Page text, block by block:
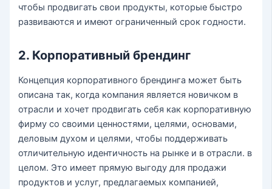
чтобы продвигать свои продукты, которые быстро
развиваются и имеют ограниченный срок годности.
2. Корпоративный брендинг
Концепция корпоративного брендинга может быть
описана так, когда компания является новичком в
отрасли и хочет продвигать себя как корпоративную
фирму со своими ценностями, целями, основами,
деловым духом и целями, чтобы поддерживать
отличительную идентичность на рынке и в отрасли. в
целом. Это имеет прямую выгоду для продажи
продуктов и услуг, предлагаемых компанией,